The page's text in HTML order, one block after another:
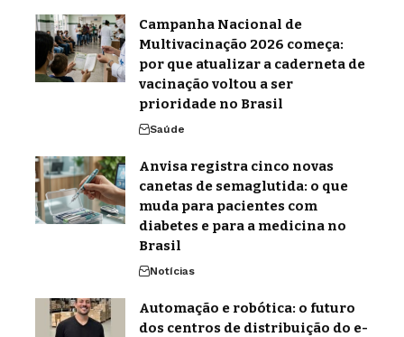
Campanha Nacional de
Multivacinação 2026 começa:
por que atualizar a caderneta de
vacinação voltou a ser
prioridade no Brasil
Saúde
Anvisa registra cinco novas
canetas de semaglutida: o que
muda para pacientes com
diabetes e para a medicina no
Brasil
Notícias
Automação e robótica: o futuro
dos centros de distribuição do e-